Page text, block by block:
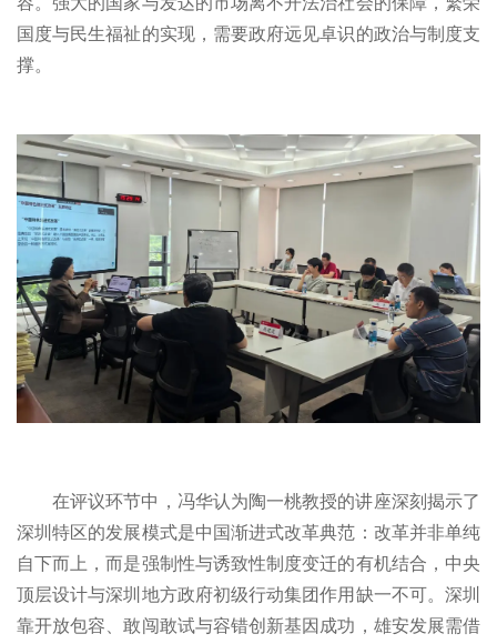
国度与民生福祉的实现，需要政府远见卓识的政治与制度支
撑。
在评议环节中，冯华认为陶一桃教授的讲座深刻揭示了
深圳特区的发展模式是中国渐进式改革典范：改革并非单纯
自下而上，而是强制性与诱致性制度变迁的有机结合，中央
顶层设计与深圳地方政府初级行动集团作用缺一不可。深圳
靠开放包容、敢闯敢试与容错创新基因成功，雄安发展需借